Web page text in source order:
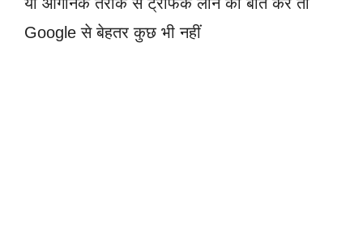
Google से बेहतर कुछ भी नहीं